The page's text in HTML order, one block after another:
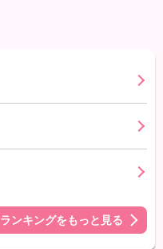
ランキングをもっと見る